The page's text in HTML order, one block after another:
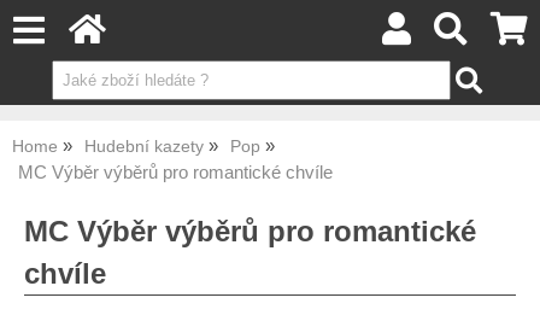
Home Hudební kazety Pop
MC Výběr výběrů pro romantické chvíle
MC Výběr výběrů pro romantické
chvíle